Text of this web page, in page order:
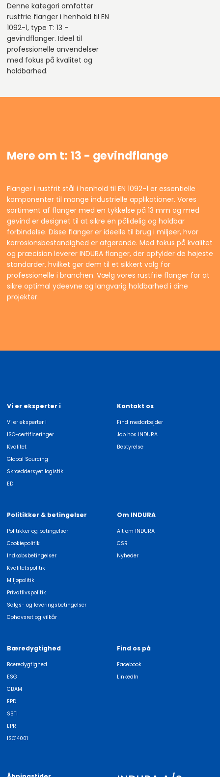
Denne kategori omfatter
rustfrie flanger i henhold til EN
1092-1, type T: 13 -
gevindflanger. Ideel til
professionelle anvendelser
med fokus på kvalitet og
holdbarhed.
Mere om t: 13 - gevindflange
Flanger i rustfrit stål i henhold til EN 1092-1 er essentielle
komponenter til mange industrielle applikationer. Vores
sortiment af flanger med en tykkelse på 13 mm og med
gevind er designet til at sikre en pålidelig og holdbar
forbindelse. Disse flanger er ideelle til brug i miljøer, hvor
korrosionsbestandighed er afgørende. Med fokus på kvalitet
og præcision leverer INDURA flanger, der opfylder de højeste
standarder, hvilket gør dem til et sikkert valg for
professionelle i branchen. Vælg vores rustfrie flanger for at
sikre optimal ydeevne og langvarig holdbarhed i dine
projekter.
Vi er eksperter i
Vi er eksperter i
ISO-certificeringer
Kvalitet
Global Sourcing
Skræddersyet logistik
EDI
Kontakt os
Find medarbejder
Job hos INDURA
Bestyrelse
Politikker & betingelser
Politikker og betingelser
Cookiepolitik
Indkøbsbetingelser
Kvalitetspolitik
Miljøpolitik
Privatlivspolitik
Salgs- og leveringsbetingelser
Ophavsret og vilkår
Om INDURA
Alt om INDURA
CSR
Nyheder
Bæredygtighed
Bæredygtighed
ESG
CBAM
EPD
SBTi
EPR
ISO14001
Find os på
Facebook
LinkedIn